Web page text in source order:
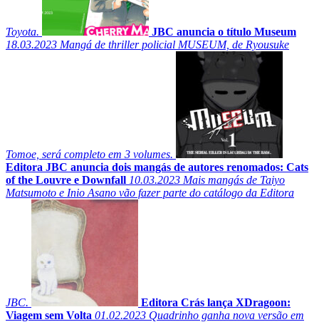
Toyota.
JBC anuncia o título Museum
18.03.2023 Mangá de thriller policial MUSEUM, de Ryousuke
Tomoe, será completo em 3 volumes.
Editora JBC anuncia dois mangás de autores renomados: Cats
of the Louvre e Downfall 10.03.2023 Mais mangás de Taiyo
Matsumoto e Inio Asano vão fazer parte do catálogo da Editora
JBC.
Editora Crás lança XDragoon:
Viagem sem Volta 01.02.2023 Quadrinho ganha nova versão em